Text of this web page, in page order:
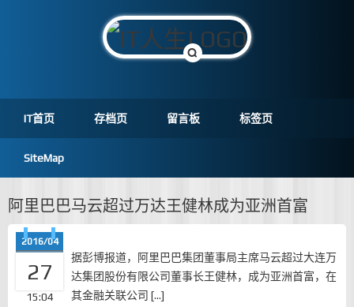
IT首页 存档页 留言板 标签页
SiteMap
阿里巴巴马云超过万达王健林成为亚洲首富
2016/04
27
15:04
据彭博报道，阿里巴巴集团董事局主席马云超过大连万
达集团股份有限公司董事长王健林，成为亚洲首富，在
其金融关联公司 […]